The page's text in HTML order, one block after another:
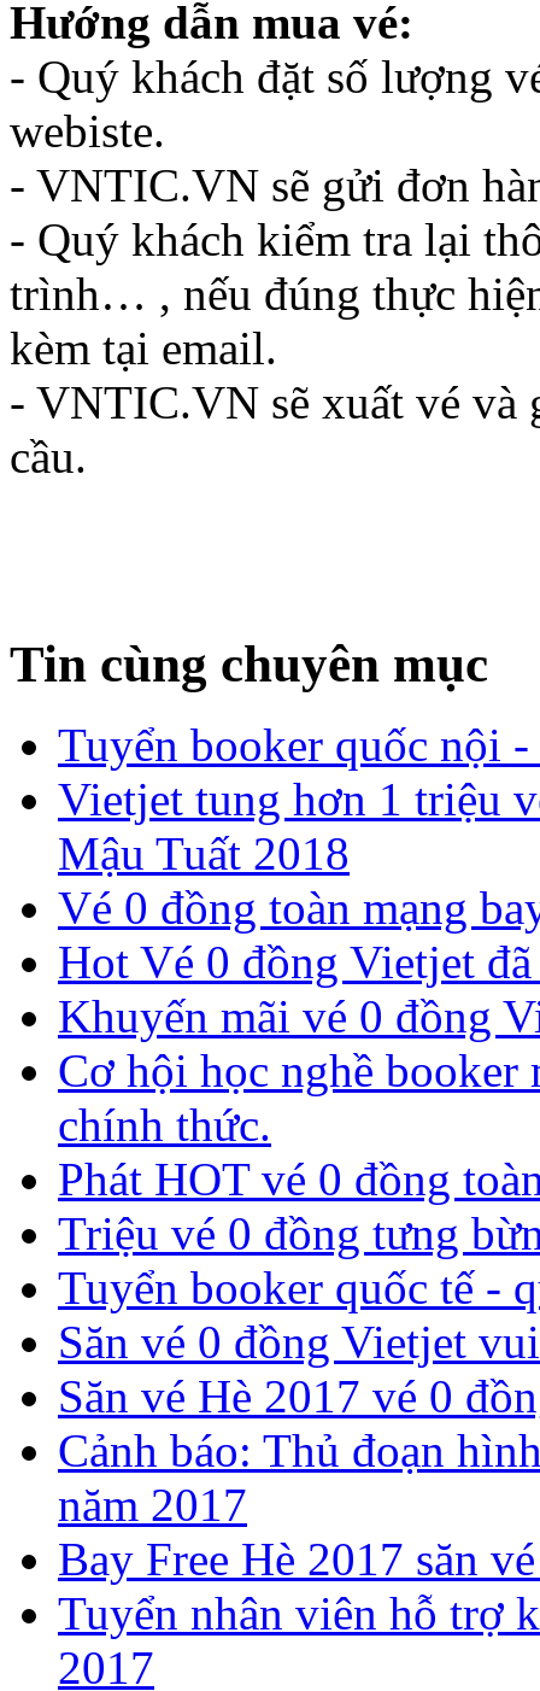
Hướng dẫn mua vé:
- Quý khách đặt số lượng
webiste.
- VNTIC.VN sẽ gửi đơn
- Quý khách kiểm tra lại
trình… , nếu đúng thực
kèm tại email.
- VNTIC.VN sẽ xuất vé và
cầu.
Tin cùng chuyên mục
Tuyển booker quốc nội
​Vietjet tung hơn 1 triệu
Mậu Tuất 2018
Vé 0 đồng toàn mạng
Hot Vé 0 đồng Vietjet
​Khuyến mãi vé 0 đồng
Cơ hội học nghề
chính thức.
Phát HOT vé 0 đồng
​Triệu vé 0 đồng tưng
Tuyển booker quốc tế -
Săn vé 0 đồng Vietjet
​Săn vé Hè 2017 vé 0
Cảnh báo: Thủ đoạn
năm 2017
Bay Free Hè 2017 săn
Tuyển nhân viên hỗ trợ
2017